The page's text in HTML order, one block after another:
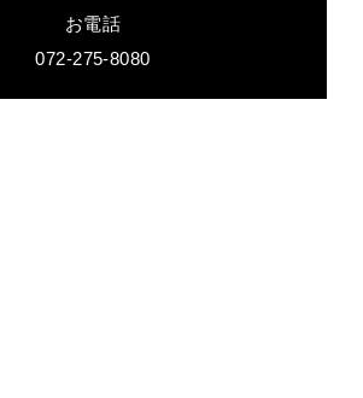
お電話
072-275-8080